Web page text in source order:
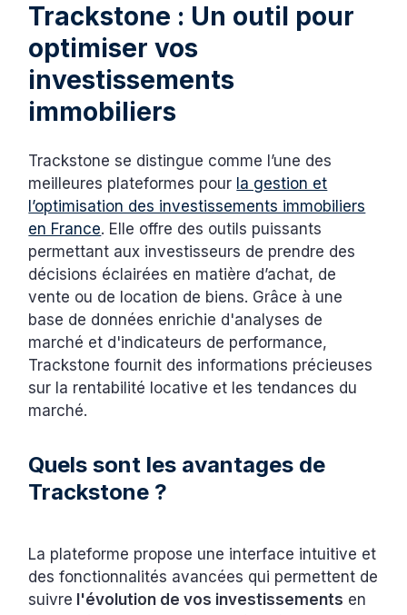
Trackstone : Un outil pour
optimiser vos
investissements
immobiliers
Trackstone se distingue comme l’une des
meilleures plateformes pour la gestion et
l’optimisation des investissements immobiliers
en France. Elle offre des outils puissants
permettant aux investisseurs de prendre des
décisions éclairées en matière d’achat, de
vente ou de location de biens. Grâce à une
base de données enrichie d'analyses de
marché et d'indicateurs de performance,
Trackstone fournit des informations précieuses
sur la rentabilité locative et les tendances du
marché.
Quels sont les avantages de
Trackstone ?
La plateforme propose une interface intuitive et
des fonctionnalités avancées qui permettent de
suivre l'évolution de vos investissements en